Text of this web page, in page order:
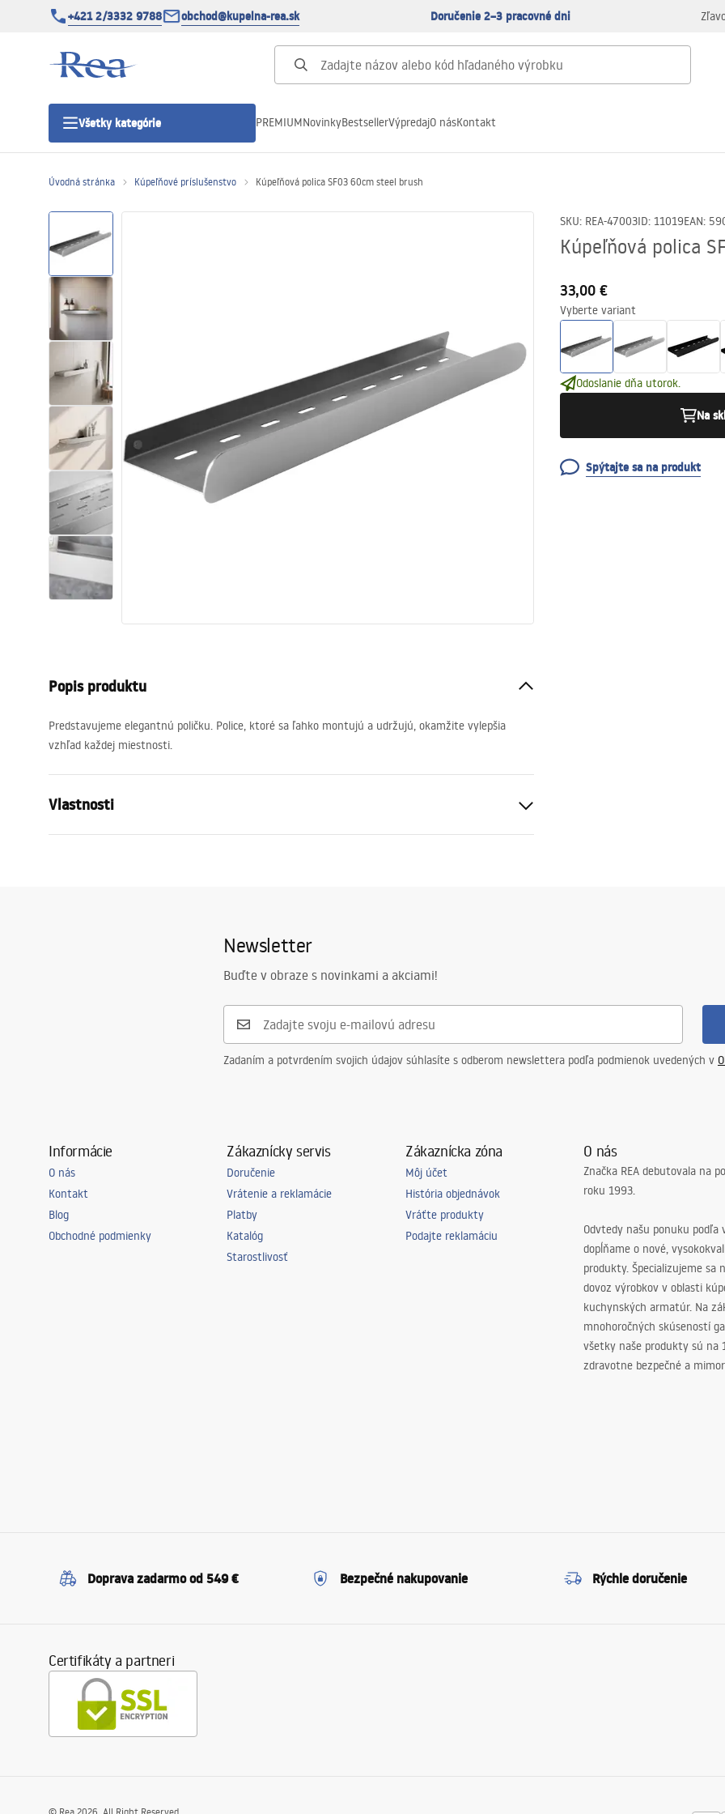
+421 2/3332 9788 obchod@kupelna-rea.sk Doručenie 2–3 pracovné dni
Všetky kategórie
Sprchové dvere
Sprchové vaničky
Sprchové žľaby
Sanitárna keramika
Umývadlá
Vaňa so zástenou
PREMIUMNovinkyBestsellerVýpredajO násKontakt
Úvodná stránka Kúpeľňové príslušenstvo Kúpeľňová polica SF03 60cm steel brush
SKU: REA-47003ID: 11019EAN:
Kúpeľňová polica
33,00 €
Vyberte variant
Odoslanie dňa utorok.
Na
Spýtajte sa na produkt
Popis produktu
Predstavujeme elegantnú poličku. Police, ktoré sa ľahko montujú a udržujú, okamžite vylepšia
vzhľad každej miestnosti.
Vlastnosti
50
90 mm
24 mesiacov
Newsletter
Buďte v obraze s novinkami a akciami!
Zadaním a potvrdením svojich údajov súhlasíte s odberom newslettera podľa podmienok uvedených v
Informácie
O nás
Kontakt
Blog
Obchodné podmienky
Zákaznícky servis
Doručenie
Vrátenie a reklamácie
Platby
Katalóg
Starostlivosť
Zákaznícka zóna
Môj účet
História objednávok
Vráťte produkty
Podajte reklamáciu
O nás
Značka REA debutovala na
roku 1993.
Odvtedy našu ponuku podľa
dopĺňame o nové,
produkty. Špecializujeme sa
dovoz výrobkov v oblasti
kuchynských armatúr. Na
mnohoročných skúseností
všetky naše produkty sú na
zdravotne bezpečné a
Doprava zadarmo od 549 € Bezpečné nakupovanie Rýchle doručenie
Certifikáty a partneri